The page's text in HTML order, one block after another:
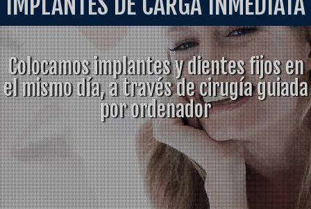
Colocamos implantes y dientes fijos en
el mismo día, a través de cirugía guiada
por ordenador